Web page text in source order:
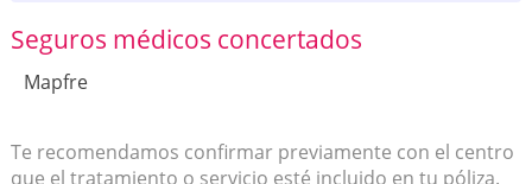
Seguros médicos concertados
Mapfre
Te recomendamos confirmar previamente con el centro
que el tratamiento o servicio esté incluido en tu póliza.